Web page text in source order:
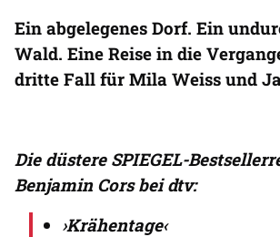
Ein abgelegenes Dorf. Ein
Wald. Eine Reise in die
dritte Fall für Mila Weiss und
Die düstere SPIEGEL-
Benjamin Cors bei dtv:
›Krähentage‹